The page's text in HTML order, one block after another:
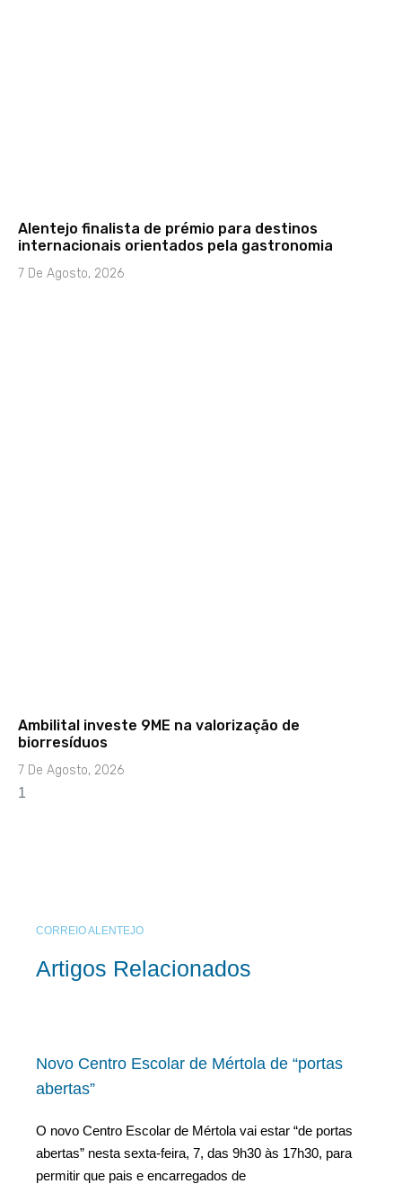
Alentejo finalista de prémio para destinos
internacionais orientados pela gastronomia
7 De Agosto, 2026
Ambilital investe 9ME na valorização de
biorresíduos
7 De Agosto, 2026
CORREIO ALENTEJO
Artigos Relacionados
Novo Centro Escolar de Mértola de “portas
abertas”
O novo Centro Escolar de Mértola vai estar “de portas
abertas” nesta sexta-feira, 7, das 9h30 às 17h30, para
permitir que pais e encarregados de